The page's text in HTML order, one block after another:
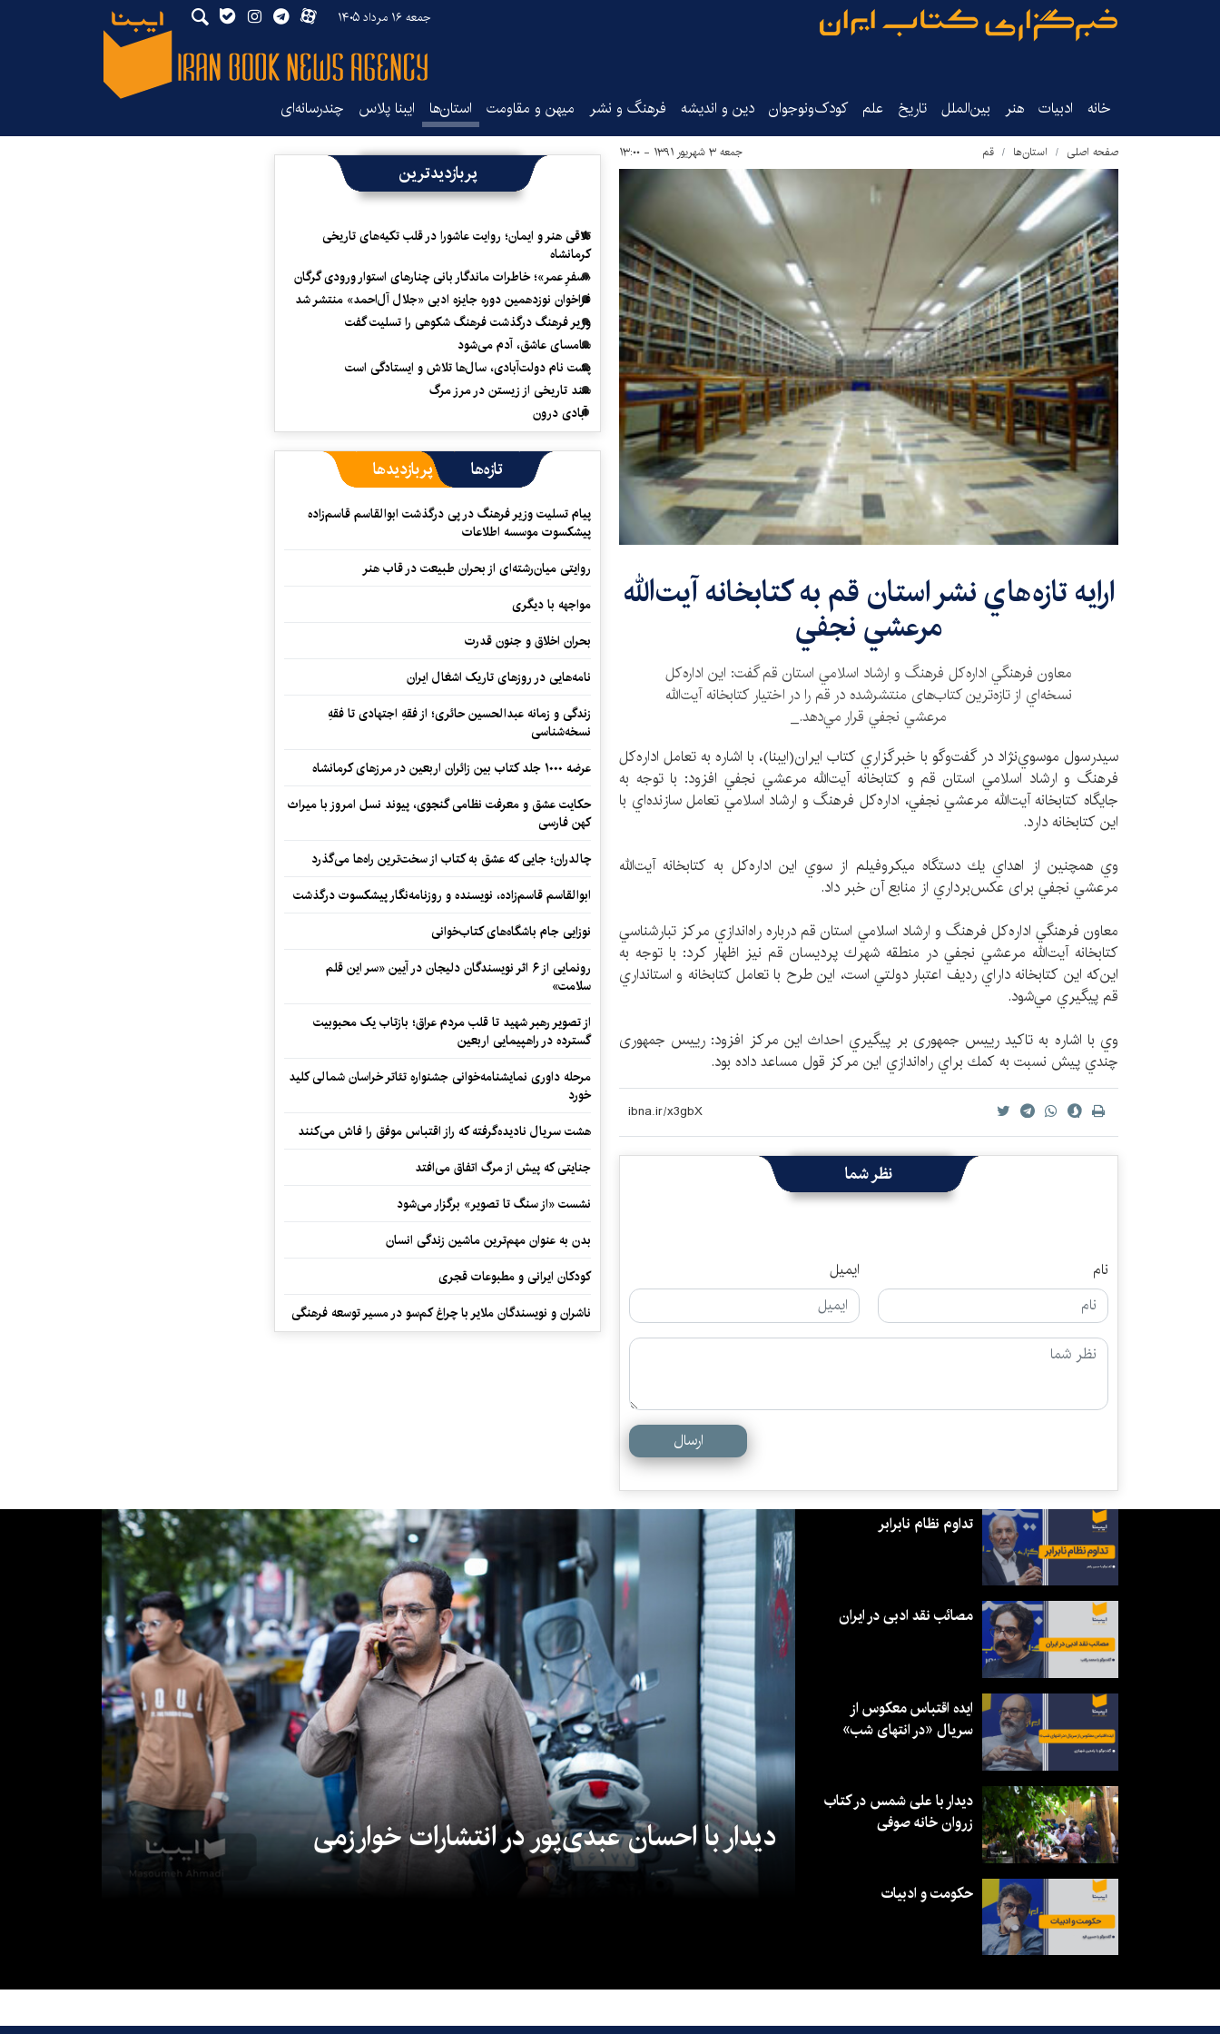
جمعه ۱۶ مرداد ۱۴۰۵
خانه ادبیات هنر بین‌الملل تاریخ‌ علم کودک‌ونوجوان دین و اندیشه فرهنگ و نشر میهن و مقاومت استان‌ها ایبنا پلاس چندرسانه‌ای
صفحه اصلی استان‌ها قم جمعه ۳ شهریور ۱۳۹۱ - ۱۳:۰۰
ارایه تازه‌هاي نشر استان قم به كتابخانه آيت‌الله
مرعشي نجفي
معاون فرهنگي اداره‌كل فرهنگ و ارشاد اسلامي استان قم گفت: اين اداره‌كل
نسخه‌اي از تازه‌ترين كتاب‌های منتشرشده در قم را در اختيار كتابخانه آيت‌الله
مرعشي نجفي قرار مي‌دهد._
سيدرسول موسوي‌نژاد در گفت‌وگو با خبرگزاري كتاب ايران(ايبنا)، با اشاره به تعامل اداره‌كل
فرهنگ و ارشاد اسلامي استان قم و كتابخانه آيت‌الله مرعشي نجفي افزود: با توجه به
جايگاه كتابخانه آيت‌الله مرعشي نجفي، اداره‌كل فرهنگ و ارشاد اسلامي تعامل سازنده‌اي با
اين كتابخانه دارد.
وي همچنين از اهداي يك دستگاه ميكروفيلم از سوي اين اداره‌كل به كتابخانه آيت‌الله
مرعشي نجفي برای عكس‌برداري از منابع آن خبر داد.
معاون فرهنگي اداره‌كل فرهنگ و ارشاد اسلامي استان قم درباره راه‌اندازي مركز تبارشناسي
كتابخانه آيت‌الله مرعشي نجفي در منطقه شهرك پرديسان قم نیز اظهار کرد: با توجه به
اين‌كه اين كتابخانه داراي رديف اعتبار دولتي است، اين طرح با تعامل كتابخانه و استانداري
قم پيگيري مي‌شود.
وي با اشاره به تاكيد ریيس جمهوری بر پيگيري احداث اين مركز افزود: ریيس جمهوری
چندي پیش نسبت به كمك براي راه‌اندازي اين مركز قول مساعد داده بود.
نظر شما
نام ایمیل
ارسال
پربازدیدترین
تلاقی هنر و ایمان؛ روایت عاشورا در قلب تکیه‌های تاریخی
کرمانشاه
«سفرِ عمر»؛ خاطرات ماندگار بانی چنارهای استوار ورودی گرگان
فراخوان نوزدهمین دوره جایزه ادبی «جلال آل‌احمد» منتشر شد
وزیر فرهنگ درگذشت فرهنگ شکوهی را تسلیت گفت
سامسای عاشق، آدم می‌شود
پشت نام دولت‌آبادی، سال‌ها تلاش و ایستادگی است
سند تاریخی از زیستن در مرز مرگ
آبادی درون
تازه‌ها پربازدیدها
پیام تسلیت وزیر فرهنگ در پی درگذشت ابوالقاسم قاسم‌زاده
پیشکسوت موسسه اطلاعات
روایتی میان‌رشته‌ای از بحران طبیعت در قاب هنر
مواجهه با دیگری
بحران اخلاق و جنون قدرت
نامه‌هایی در روزهای تاریک اشغال ایران
زندگی و زمانه عبدالحسین حائری؛ از فقهِ اجتهادی تا فقهِ
نسخه‌شناسی
عرضه ۱۰۰۰ جلد کتاب بین زائران اربعین در مرزهای کرمانشاه
حکایت عشق و معرفت نظامی گنجوی، پیوند نسل امروز با میراث
کهن فارسی
چالدران؛ جایی که عشق به کتاب از سخت‌ترین راه‌ها می‌گذرد
ابوالقاسم قاسم‌زاده، نویسنده و روزنامه‌نگار پیشکسوت درگذشت
نوزایی جام باشگاه‌های کتاب‌خوانی
رونمایی از ۶ اثر نویسندگان دلیجان در آیین «سر این قلم
سلامت»
از تصویر رهبر شهید تا قلب مردم عراق؛ بازتاب یک محبوبیت
گسترده در راهپیمایی اربعین
مرحله داوری نمایشنامه‌خوانی جشنواره تئاتر خراسان شمالی کلید
خورد
هشت سریال نادیده‌گرفته که راز اقتباس موفق را فاش می‌کنند
جنایتی که پیش از مرگ اتفاق می‌افتد
نشست «از سنگ تا تصویر» برگزار می‌شود
بدن به عنوان مهم‌ترین ماشین زندگی انسان
کودکان ایرانی و مطبوعات قجری
ناشران و نویسندگان ملایر با چراغ کم‌سو در مسیر توسعه فرهنگی
دیدار با احسان عبدی‌پور در انتشارات خوارزمی
تداوم نظام نابرابر
مصائب نقد ادبی در ایران
ایده اقتباس معکوس از
سریال «در انتهای شب»
دیدار با علی شمس در کتاب
زروان خانه صوفی
حکومت و ادبیات